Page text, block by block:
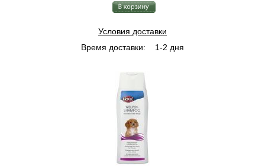
Условия доставки
Время доставки:
1-2 дня